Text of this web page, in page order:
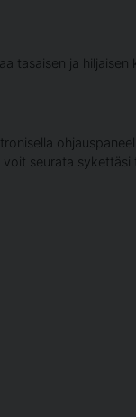
tasaisen ja
seurata